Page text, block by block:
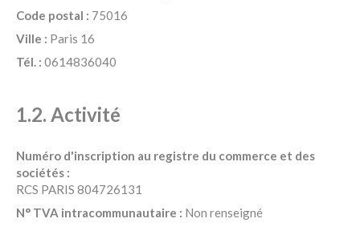
Code postal : 75016
Ville : Paris 16
Tél. : 0614836040
1.2. Activité
Numéro d'inscription au registre du commerce et des
sociétés :
RCS PARIS 804726131
N° TVA intracommunautaire : Non renseigné